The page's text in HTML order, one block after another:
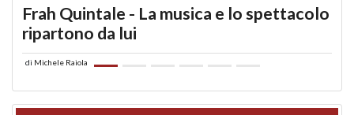
Frah Quintale - La musica e lo spettacolo
ripartono da lui
di Michele Raiola